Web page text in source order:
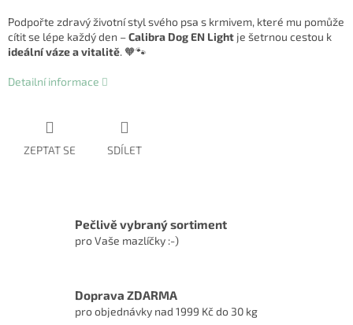
Podpořte zdravý životní styl svého psa s krmivem, které mu pomůže
cítit se lépe každý den –Calibra Dog EN Light je šetrnou cestou k
ideální váze a vitalitě. 🧡🐾
Detailní informace
ZEPTAT SE SDÍLET
Pečlivě vybraný sortiment
pro Vaše mazlíčky :-)
Doprava ZDARMA
pro objednávky nad 1999 Kč do 30 kg